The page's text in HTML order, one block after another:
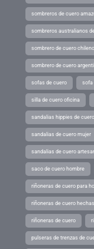
sombreros de cuero
sombreros australianos
sombrero de cuero
sombrero de cuero
sofas de cuero sofa
silla de cuero oficina
sandalias hippies de cuero
sandalias de cuero mujer
sandalias de cuero
saco de cuero hombre
riñoneras de cuero para
riñoneras de cuero
riñoneras de cuero
pulseras de trenzas de